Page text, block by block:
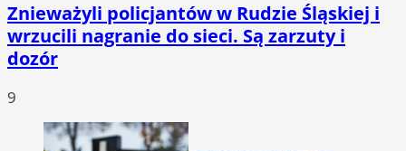
Znieważyli policjantów w Rudzie Śląskiej i
wrzucili nagranie do sieci. Są zarzuty i
dozór
9